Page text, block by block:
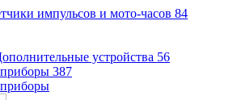
импульсов и мото-часов 84
устройства 56
387